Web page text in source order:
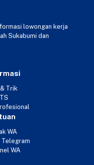
lowongan kerja
Sukabumi dan
Trik
WA
Telegram
WA